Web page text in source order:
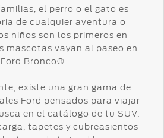
el perro o el gato es
de cualquier aventura o
niños son los primeros en
mascotas vayan al paseo en
Bronco®.
existe una gran gama de
Ford pensados para viajar
en el catálogo de tu SUV:
tapetes y cubreasientos